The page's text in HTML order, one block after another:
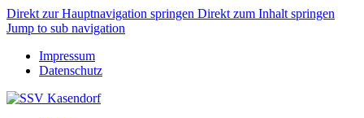
Direkt zur Hauptnavigation springen Direkt zum Inhalt springen
Jump to sub navigation
Impressum
Datenschutz